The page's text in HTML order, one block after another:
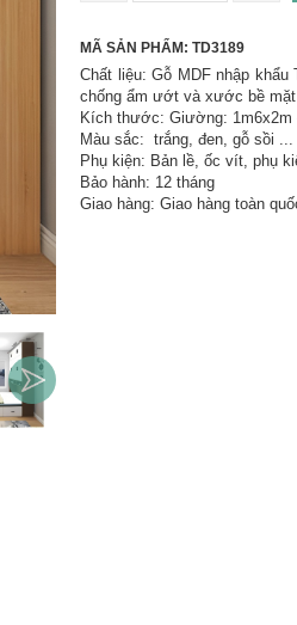
MÃ SẢN PHẨM: TD3189
Chất liệu: Gỗ MDF nhập khẩu
chống ẩm ướt và xước bề
Kích thước: Giường: 1m6x2m
Màu sắc: trắng, đen, gỗ sồi ...
Phụ kiện: Bản lề, ốc vít, phụ
Bảo hành: 12 tháng
Giao hàng: Giao hàng toàn